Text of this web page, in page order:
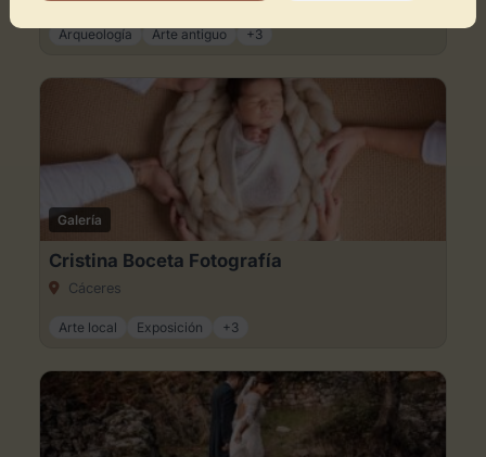
Espacios en la zona
Arqueología Arte antiguo +3
Galería
Cristina Boceta Fotografía
Cáceres
Arte local Exposición +3